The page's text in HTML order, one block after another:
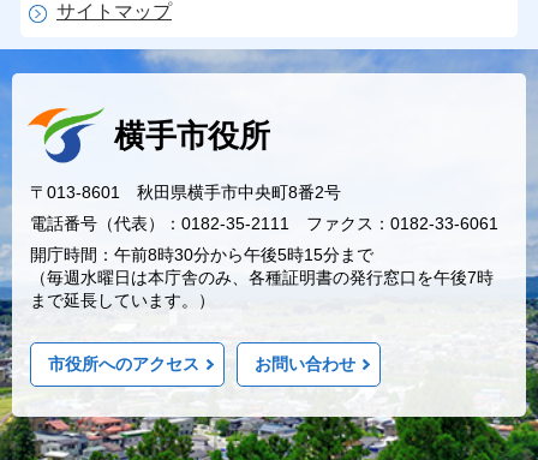
サイトマップ
横手市役所
〒013-8601 秋田県横手市中央町8番2号
電話番号（代表）：0182-35-2111 ファクス：0182-33-6061
開庁時間：午前8時30分から午後5時15分まで
（毎週水曜日は本庁舎のみ、各種証明書の発行窓口を午後7時
まで延長しています。）
市役所へのアクセス お問い合わせ